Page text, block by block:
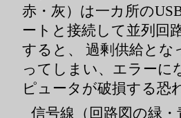
赤・灰）は一カ所の
ートと接続して並列回
すると、 過剰供給と
ってしまい、エラーに
ピュータが破損する恐
信号線（回路図の緑